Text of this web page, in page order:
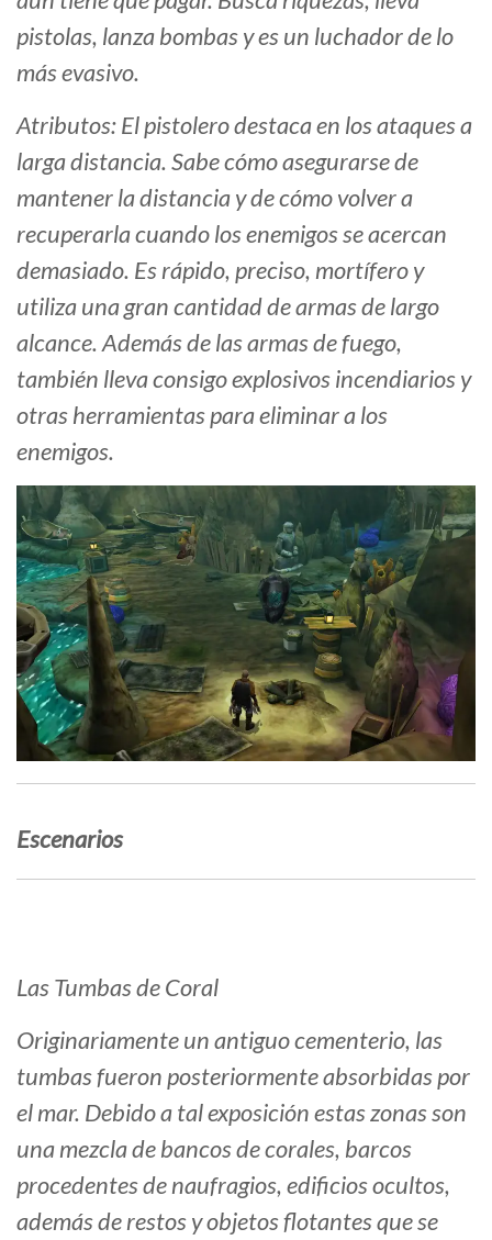
pistolas, lanza bombas y es un luchador de lo
más evasivo.
Atributos: El pistolero destaca en los ataques a
larga distancia. Sabe cómo asegurarse de
mantener la distancia y de cómo volver a
recuperarla cuando los enemigos se acercan
demasiado. Es rápido, preciso, mortífero y
utiliza una gran cantidad de armas de largo
alcance. Además de las armas de fuego,
también lleva consigo explosivos incendiarios y
otras herramientas para eliminar a los
enemigos.
Escenarios
Las Tumbas de Coral
Originariamente un antiguo cementerio, las
tumbas fueron posteriormente absorbidas por
el mar. Debido a tal exposición estas zonas son
una mezcla de bancos de corales, barcos
procedentes de naufragios, edificios ocultos,
además de restos y objetos flotantes que se